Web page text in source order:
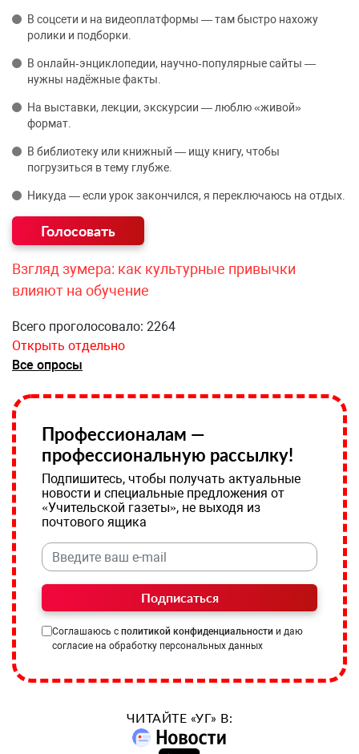
В соцсети и на видеоплатформы — там быстро нахожу
ролики и подборки.
В онлайн‑энциклопедии, научно‑популярные сайты —
нужны надёжные факты.
На выставки, лекции, экскурсии — люблю «живой»
формат.
В библиотеку или книжный — ищу книгу, чтобы
погрузиться в тему глубже.
Никуда — если урок закончился, я переключаюсь на отдых.
Взгляд зумера: как культурные привычки
влияют на обучение
Всего проголосовало: 2264
Открыть отдельно
Все опросы
Профессионалам —
профессиональную рассылку!
Подпишитесь, чтобы получать актуальные
новости и специальные предложения от
«Учительской газеты», не выходя из
почтового ящика
Подписаться
Соглашаюсь с политикой конфиденциальности и даю
согласие на обработку персональных данных
ЧИТАЙТЕ «УГ» В: